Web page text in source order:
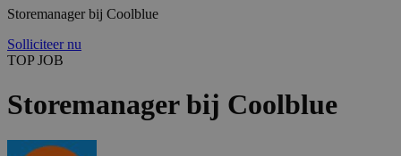
Storemanager bij Coolblue
Solliciteer nu
TOP JOB
Storemanager bij Coolblue